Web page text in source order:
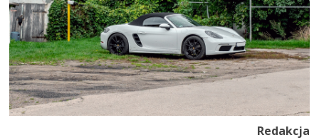
Redakcja